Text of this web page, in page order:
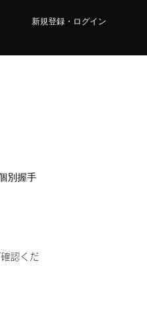
新規登録・ログイン
別握手
認くだ